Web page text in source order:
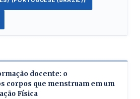
docente: o
corpos que menstruam em um
Física